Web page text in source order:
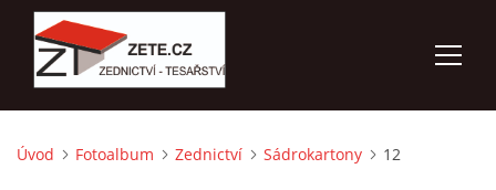
ÚVOD
Úvod Fotoalbum Zednictví Sádrokartony 12